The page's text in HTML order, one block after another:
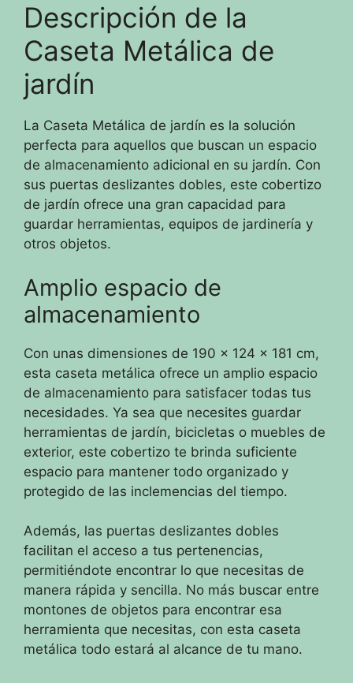
Descripción de la
Caseta Metálica de
jardín
La Caseta Metálica de jardín es la solución
perfecta para aquellos que buscan un espacio
de almacenamiento adicional en su jardín. Con
sus puertas deslizantes dobles, este cobertizo
de jardín ofrece una gran capacidad para
guardar herramientas, equipos de jardinería y
otros objetos.
Amplio espacio de
almacenamiento
Con unas dimensiones de 190 x 124 x 181 cm,
esta caseta metálica ofrece un amplio espacio
de almacenamiento para satisfacer todas tus
necesidades. Ya sea que necesites guardar
herramientas de jardín, bicicletas o muebles de
exterior, este cobertizo te brinda suficiente
espacio para mantener todo organizado y
protegido de las inclemencias del tiempo.
Además, las puertas deslizantes dobles
facilitan el acceso a tus pertenencias,
permitiéndote encontrar lo que necesitas de
manera rápida y sencilla. No más buscar entre
montones de objetos para encontrar esa
herramienta que necesitas, con esta caseta
metálica todo estará al alcance de tu mano.